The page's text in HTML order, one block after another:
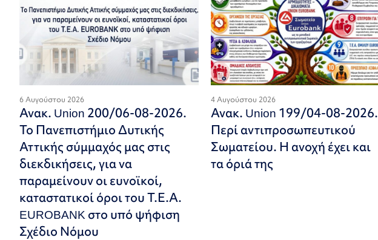
6 Αυγούστου 2026
Ανακ. Union 200/06-08-2026.
Το Πανεπιστήμιο Δυτικής
Αττικής σύμμαχός μας στις
διεκδικήσεις, για να
παραμείνουν οι ευνοϊκοί,
καταστατικοί όροι του Τ.Ε.Α.
EUROBANK στο υπό ψήφιση
Σχέδιο Νόμου
4 Αυγούστου 2026
Ανακ. Union 199/04-08-2026.
Περί αντιπροσωπευτικού
Σωματείου. Η ανοχή έχει και
τα όριά της